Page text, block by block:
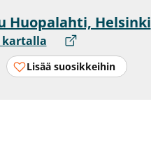
Huopalahti, Helsinki
kartalla
Lisää suosikkeihin